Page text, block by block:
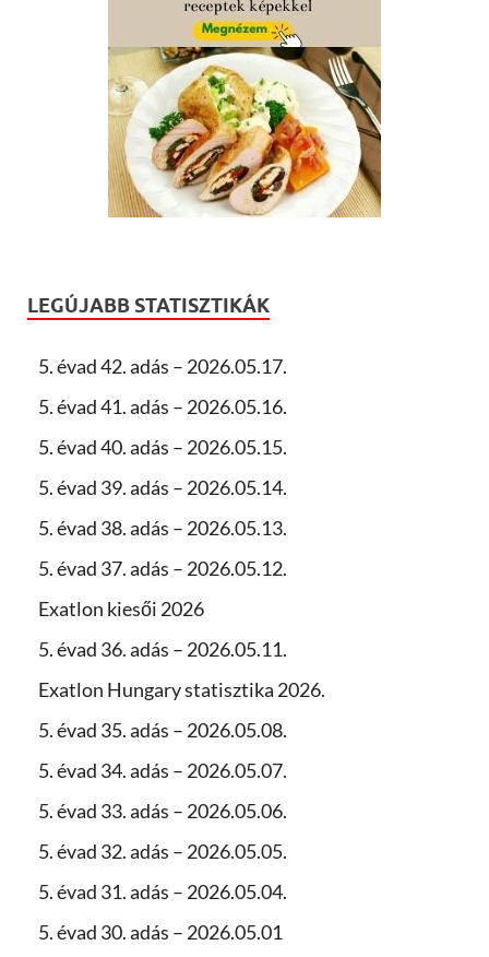
LEGÚJABB STATISZTIKÁK
5. évad 42. adás – 2026.05.17.
5. évad 41. adás – 2026.05.16.
5. évad 40. adás – 2026.05.15.
5. évad 39. adás – 2026.05.14.
5. évad 38. adás – 2026.05.13.
5. évad 37. adás – 2026.05.12.
Exatlon kiesői 2026
5. évad 36. adás – 2026.05.11.
Exatlon Hungary statisztika 2026.
5. évad 35. adás – 2026.05.08.
5. évad 34. adás – 2026.05.07.
5. évad 33. adás – 2026.05.06.
5. évad 32. adás – 2026.05.05.
5. évad 31. adás – 2026.05.04.
5. évad 30. adás – 2026.05.01